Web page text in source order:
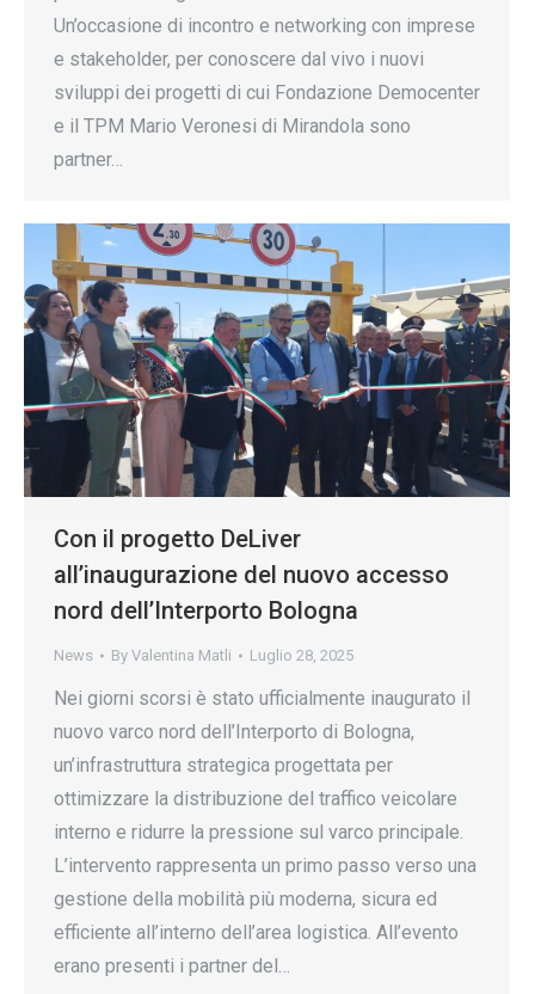
Un’occasione di incontro e networking con imprese
e stakeholder, per conoscere dal vivo i nuovi
sviluppi dei progetti di cui Fondazione Democenter
e il TPM Mario Veronesi di Mirandola sono
partner…
Con il progetto DeLiver
all’inaugurazione del nuovo accesso
nord dell’Interporto Bologna
News By Valentina Matli Luglio 28, 2025
Nei giorni scorsi è stato ufficialmente inaugurato il
nuovo varco nord dell’Interporto di Bologna,
un’infrastruttura strategica progettata per
ottimizzare la distribuzione del traffico veicolare
interno e ridurre la pressione sul varco principale.
L’intervento rappresenta un primo passo verso una
gestione della mobilità più moderna, sicura ed
efficiente all’interno dell’area logistica. All’evento
erano presenti i partner del…